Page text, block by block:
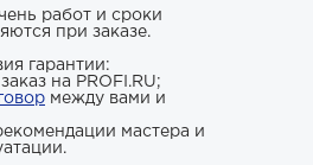
работ и сроки
при заказе.
гарантии:
на PROFI.RU;
между вами и
мастера и